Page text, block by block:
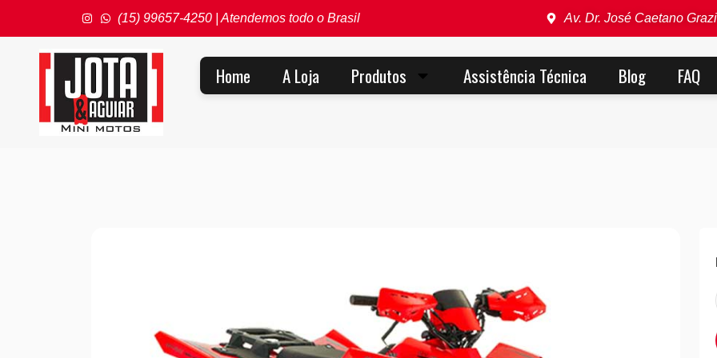
(15) 99657-4250 | Atendemos todo o Brasil Av. Dr. José Caetano
Home A Loja Produtos Assistência Técnica Blog FAQ